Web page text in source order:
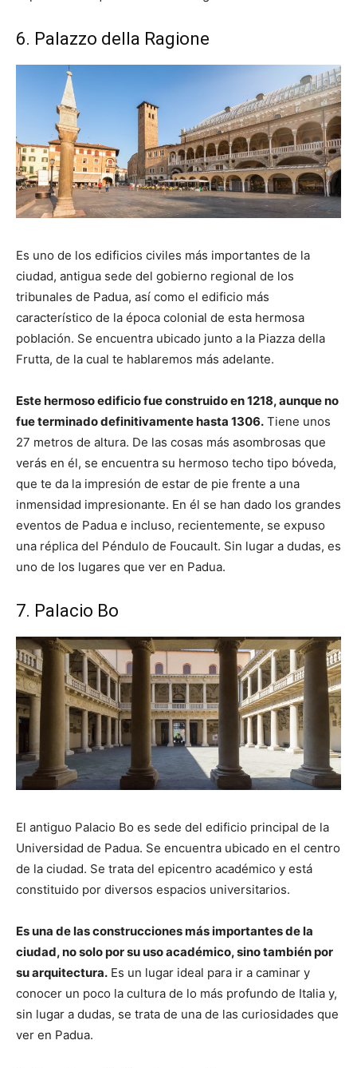
6. Palazzo della Ragione
Es uno de los edificios civiles más importantes de la
ciudad, antigua sede del gobierno regional de los
tribunales de Padua, así como el edificio más
característico de la época colonial de esta hermosa
población. Se encuentra ubicado junto a la Piazza della
Frutta, de la cual te hablaremos más adelante.
Este hermoso edificio fue construido en 1218, aunque no
fue terminado definitivamente hasta 1306. Tiene unos
27 metros de altura. De las cosas más asombrosas que
verás en él, se encuentra su hermoso techo tipo bóveda,
que te da la impresión de estar de pie frente a una
inmensidad impresionante. En él se han dado los grandes
eventos de Padua e incluso, recientemente, se expuso
una réplica del Péndulo de Foucault. Sin lugar a dudas, es
uno de los lugares que ver en Padua.
7. Palacio Bo
El antiguo Palacio Bo es sede del edificio principal de la
Universidad de Padua. Se encuentra ubicado en el centro
de la ciudad. Se trata del epicentro académico y está
constituido por diversos espacios universitarios.
Es una de las construcciones más importantes de la
ciudad, no solo por su uso académico, sino también por
su arquitectura. Es un lugar ideal para ir a caminar y
conocer un poco la cultura de lo más profundo de Italia y,
sin lugar a dudas, se trata de una de las curiosidades que
ver en Padua.